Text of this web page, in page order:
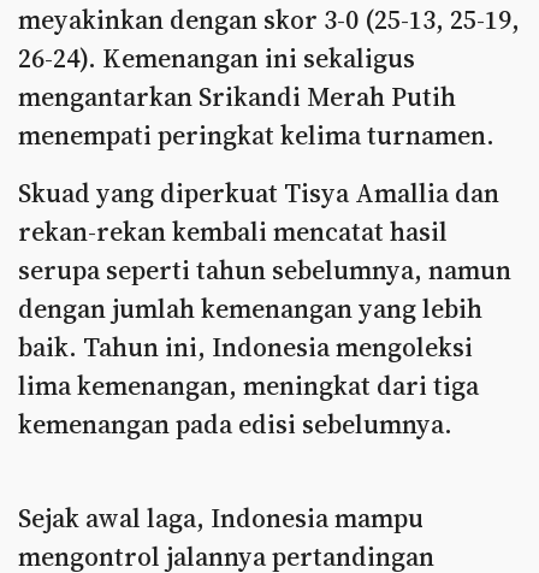
meyakinkan dengan skor 3-0 (25-13, 25-19,
26-24). Kemenangan ini sekaligus
mengantarkan Srikandi Merah Putih
menempati peringkat kelima turnamen.
Skuad yang diperkuat Tisya Amallia dan
rekan-rekan kembali mencatat hasil
serupa seperti tahun sebelumnya, namun
dengan jumlah kemenangan yang lebih
baik. Tahun ini, Indonesia mengoleksi
lima kemenangan, meningkat dari tiga
kemenangan pada edisi sebelumnya.
Sejak awal laga, Indonesia mampu
mengontrol jalannya pertandingan